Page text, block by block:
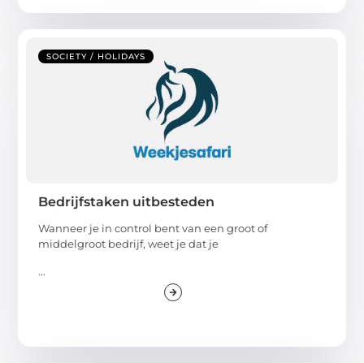
SOCIETY / HOLIDAYS
Bedrijfstaken uitbesteden
Wanneer je in control bent van een groot of
middelgroot bedrijf, weet je dat je
...